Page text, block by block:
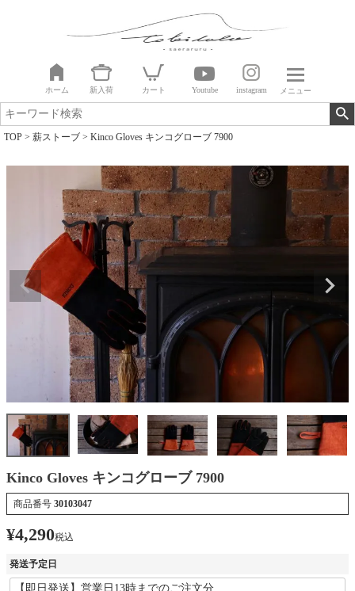
ホーム 新入荷 カート Youtube instagram メニュー
TOP 薪ストーブ Kinco Gloves キンコグローブ 7900
Kinco Gloves キンコグローブ 7900
商品番号 30103047
¥4,290税込
発送予定日